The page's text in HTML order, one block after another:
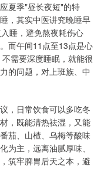
夏季"昼长夜短"的特
，其实中医讲究晚睡早
睡，避免熬夜耗伤心
而午间11点至13点是心
需要深度睡眠，就能很
的问题，对上班族、中
，日常饮食可以多吃冬
，既能清热祛湿，又能
茄、山楂、乌梅等酸味
为主，远离油腻厚味、
筑牢脾胃后天之本，避